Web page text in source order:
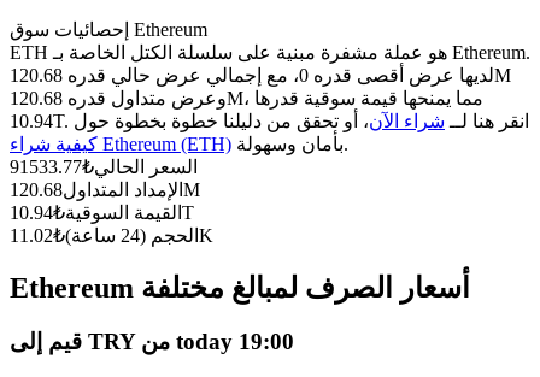
نسخ التداول
انضم إلى أفضل المتداولين
إحصائيات سوق Ethereum
ETH هو عملة مشفرة مبنية على سلسلة الكتل الخاصة بـ Ethereum.
لديها عرض أقصى قدره 0، مع إجمالي عرض حالي قدره 120.68M
وعرض متداول قدره 120.68M، مما يمنحها قيمة سوقية قدرها
10.94T. انقر هنا لــ شراء الآن، أو تحقق من دليلنا خطوة بخطوة حول
كيفية شراء Ethereum (ETH)
بأمان وسهولة.
السعر الحالي₺
91533.77
الإمداد المتداول 120.68M
القيمة السوقية₺
10.94T
الحجم (24 ساعة)
₺ 11.02K
Ethereum أسعار الصرف لمبالغ مختلفة
قيم إلى TRY من today 19:00